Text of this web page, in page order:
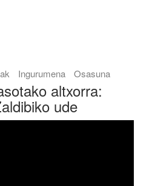
Ingurumena Osasuna
altxorra:
ude